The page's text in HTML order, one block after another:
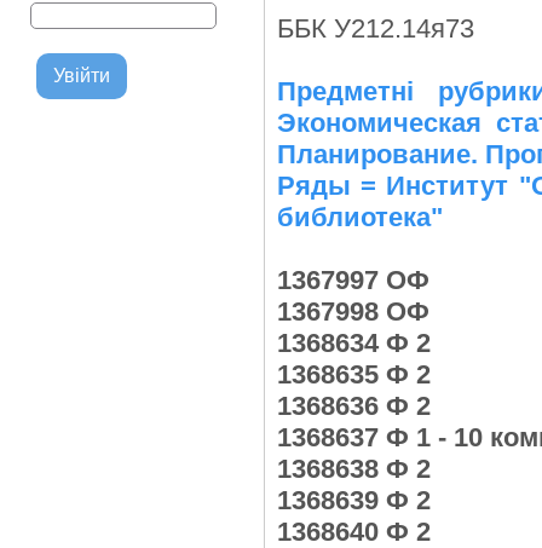
ББК У212.14я73
Предметні
Экономическая
Планирование.
Ряды = Институт
библиотека"
1367997 ОФ
1367998 ОФ
1368634 Ф 2
1368635 Ф 2
1368636 Ф 2
1368637 Ф 1 - 10
1368638 Ф 2
1368639 Ф 2
1368640 Ф 2